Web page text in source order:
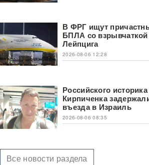
В ФРГ ищут
БПЛА со взрывчаткой
Лейпцига
2026-08-06 12:28
Российского
Кирпиченка
въезда в Израиль
2026-08-06 08:35
Все новости раздела